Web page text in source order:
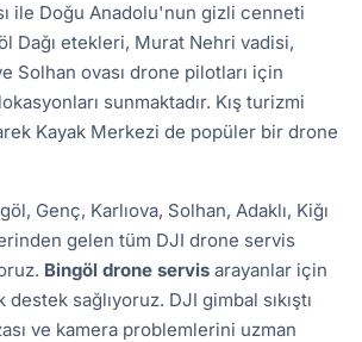
ile Doğu Anadolu'nun gizli cenneti
Dağı etekleri, Murat Nehri vadisi,
Solhan ovası drone pilotları için
sunmaktadır. Kış turizmi
Kayak Merkezi de popüler bir drone
Genç, Karlıova, Solhan, Adaklı, Kiğı
gelen tüm DJI drone servis
Bingöl drone servis arayanlar için
sağlıyoruz. DJI gimbal sıkıştı
ve kamera problemlerini uzman